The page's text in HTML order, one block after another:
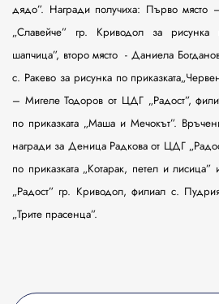
дядо”. Награди получиха: Първомясто
„Славейче” гр. Криводол за рисунка
шапчица”, второ място - Даниела
с. Ракево за рисунка по
– Мигеле Тодоров от ЦДГ „Радост”,
по приказката „Маша и Мечокът”.
награди за Деница Радкова от ЦДГ
по приказката „Котарак, петел и
„Радост” гр. Криводол, филиал с.
„Трите прасенца”.